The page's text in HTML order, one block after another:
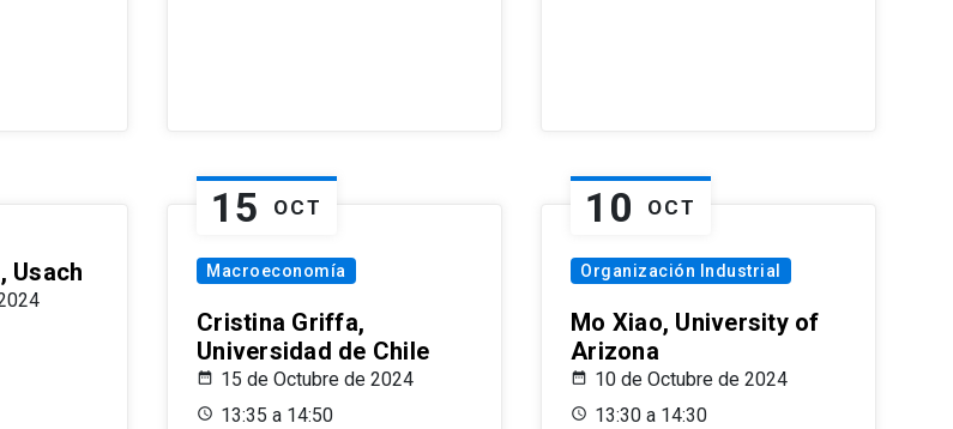
Usach
15 OCT
Macroeconomía
Cristina Griffa,
Universidad de Chile
15 de Octubre de 2024
13:35 a 14:50
10 OCT
Organización Industrial
Mo Xiao, University of
Arizona
10 de Octubre de 2024
13:30 a 14:30